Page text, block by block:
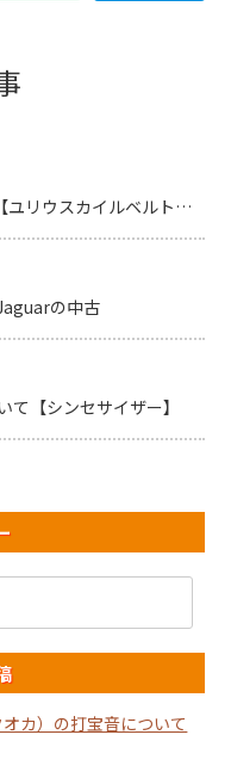
JuliusKeilwerthのサックスSX90R【ユリウスカイルベルト買取】
の中古
て【シンセサイザー】
カ）の打宝音について